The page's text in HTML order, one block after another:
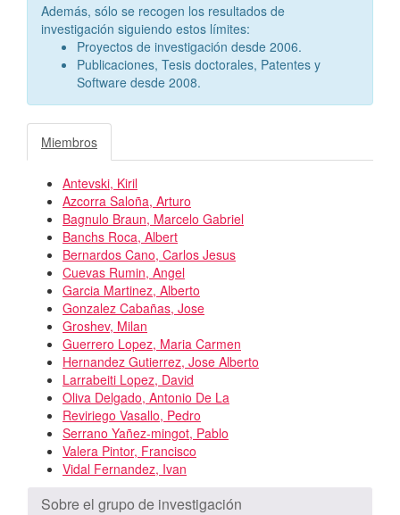
Además, sólo se recogen los resultados de
investigación siguiendo estos límites:
Proyectos de investigación desde 2006.
Publicaciones, Tesis doctorales, Patentes y
Software desde 2008.
Miembros
Antevski, Kiril
Azcorra Saloña, Arturo
Bagnulo Braun, Marcelo Gabriel
Banchs Roca, Albert
Bernardos Cano, Carlos Jesus
Cuevas Rumin, Angel
Garcia Martinez, Alberto
Gonzalez Cabañas, Jose
Groshev, Milan
Guerrero Lopez, Maria Carmen
Hernandez Gutierrez, Jose Alberto
Larrabeiti Lopez, David
Oliva Delgado, Antonio De La
Reviriego Vasallo, Pedro
Serrano Yañez-mingot, Pablo
Valera Pintor, Francisco
Vidal Fernandez, Ivan
Sobre el grupo de investigación